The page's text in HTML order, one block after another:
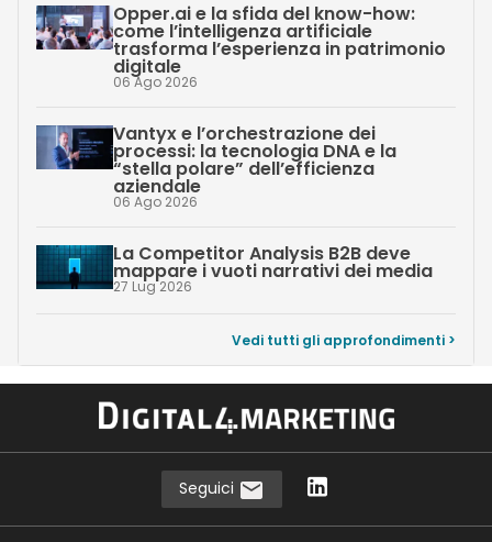
Opper.ai e la sfida del know-how:
come l’intelligenza artificiale
trasforma l’esperienza in patrimonio
digitale
06 Ago 2026
Vantyx e l’orchestrazione dei
processi: la tecnologia DNA e la
“stella polare” dell’efficienza
aziendale
06 Ago 2026
La Competitor Analysis B2B deve
mappare i vuoti narrativi dei media
27 Lug 2026
Vedi tutti gli approfondimenti >
Seguici